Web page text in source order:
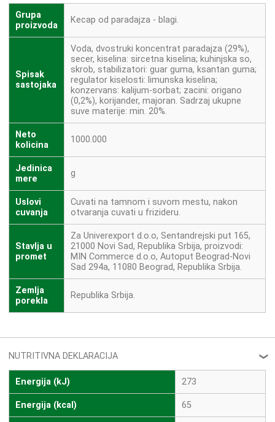
Grupa
proizvoda
Kecap od paradajza - blagi.
Spisak
sastojaka
Voda, dvostruki koncentrat paradajza (29%),
secer, kiselina: sircetna kiselina; kuhinjska so,
skrob, stabilizatori: guar guma, ksantan guma;
regulator kiselosti: limunska kiselina;
konzervans: kalijum-sorbat; zacini: origano
(0,2%), korijander, majoran. Sadrzaj ukupne
suve materije: min. 20%.
Neto
kolicina
1000.000
Jedinica
mere
g
Uslovi
cuvanja
Cuvati na tamnom i suvom mestu, nakon
otvaranja cuvati u frizideru.
Stavlja u
promet
Za Univerexport d.o.o, Sentandrejski put 165,
21000 Novi Sad, Republika Srbija, proizvodi:
MIN Commerce d.o.o, Autoput Beograd-Novi
Sad 294a, 11080 Beograd, Republika Srbija.
Zemlja
porekla
Republika Srbija.
NUTRITIVNA DEKLARACIJA ❮
Energija (kJ) 273
Energija (kcal) 65